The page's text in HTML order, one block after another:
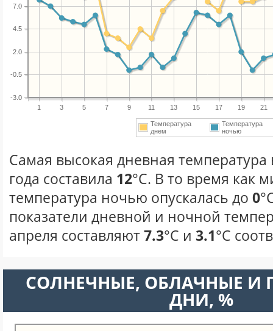
1 3 5 7 9 11 13 15 17 19 21
-3.0
-0.5
2.0
4.5
7.0
Температура
днем
Температура
ночью
Самая высокая дневная температура
года составила 12°С. В то время как
температура ночью опускалась до 0
показатели дневной и ночной
апреля составляют7.3°С и 3.1°С
CОЛНЕЧНЫЕ, ОБЛАЧНЫЕ И
ДНИ, %